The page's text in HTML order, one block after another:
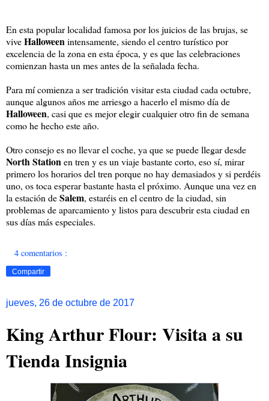
En esta popular localidad famosa por los juicios de las brujas, se
viveHalloweenintensamente, siendo el centro turístico por
excelencia de la zona en esta época, y es que las celebraciones
comienzan hasta un mes antes de la señalada fecha.
Para mí comienza a ser tradición visitar esta ciudad cada octubre,
aunque algunos años me arriesgo a hacerlo el mismo día de
Halloween, casi que es mejor elegir cualquier otro fin de semana
como he hecho este año.
Otro consejo es no llevar el coche, ya que se puede llegar desde
North Stationen tren y es un viaje bastante corto, eso sí, mirar
primero los horarios del tren porque no hay demasiados y si perdéis
uno, os toca esperar bastante hasta el próximo. Aunque una vez en
la estación deSalem, estaréis en el centro de la ciudad, sin
problemas de aparcamiento y listos para descubrir esta ciudad en
sus días más especiales.
4 comentarios :
Compartir
jueves, 26 de octubre de 2017
King Arthur Flour: Visita a su
Tienda Insignia